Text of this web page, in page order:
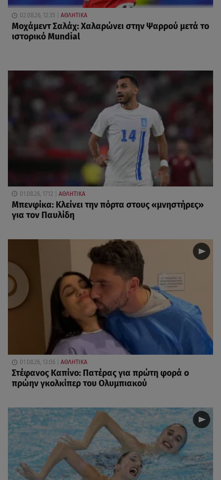
02.08.26, 12:35 ΑΘΛΗΤΙΚΑ
Μοχάμεντ Σαλάχ: Χαλαρώνει στην Ψαρρού μετά το
ιστορικό Mundial
01.08.26, 17:12 ΑΘΛΗΤΙΚΑ
Μπενφίκα: Κλείνει την πόρτα στους «μνηστήρες»
για τον Παυλίδη
01.08.26, 13:06 ΑΘΛΗΤΙΚΑ
Στέφανος Καπίνο: Πατέρας για πρώτη φορά ο
πρώην γκολκίπερ του Ολυμπιακού